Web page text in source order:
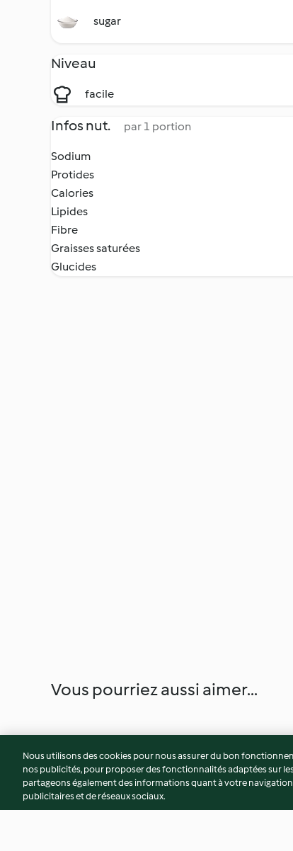
sugar
Niveau
facile
Infos nut. par 1 portion
Sodium
Protides
Calories
Lipides
Fibre
Graisses saturées
Glucides
Vous pourriez aussi aimer...
Nous utilisons des cookies pour nous assurer du bon
nos publicités, pour proposer des fonctionnalités adaptées sur
partageons également des informations quant à votre
publicitaires et de réseaux sociaux.